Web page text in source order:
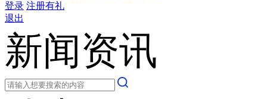
登录 注册有礼
退出
新闻资讯